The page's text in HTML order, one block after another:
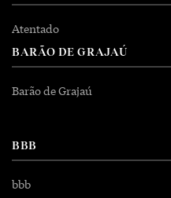
Atentado
BARÃO DE GRAJAÚ
Barão de Grajaú
BBB
bbb